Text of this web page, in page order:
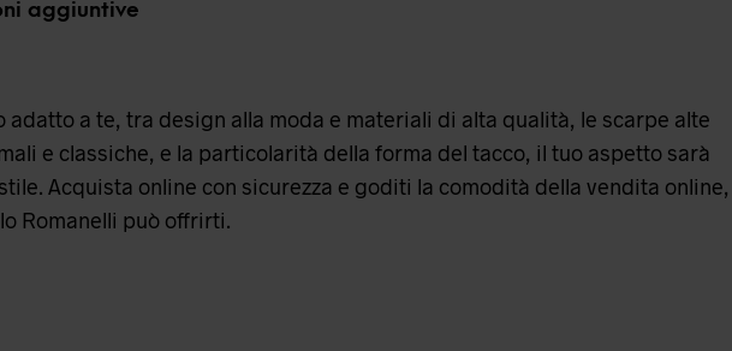
aggiuntive
adatto a te, tra design alla moda e materiali di alta qualità, le scarpe alte
e classiche, e la particolarità della forma del tacco, il tuo aspetto sarà
Acquista online con sicurezza e goditi la comodità della vendita online,
Romanelli può offrirti.